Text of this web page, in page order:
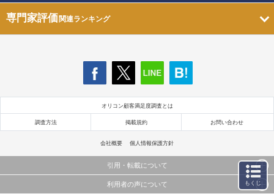
専門家評価関連ランキング
オリコン顧客満足度調査とは
調査方法 掲載規約 お問い合わせ
会社概要 個人情報保護方針
引用・転載について
当サイトで公開されている情報（文字、写真、イラスト、画像データ等）及びこれらの配置・
利用者の声について もくじ